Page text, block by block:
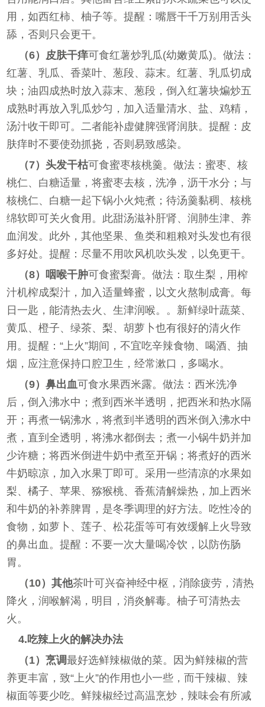
用，如西红柿、柚子等。提醒：嘴唇干千万别用舌头
舔，否则只会更干。
（6）皮肤干痒可食红薯炒乳瓜(幼嫩黄瓜)。做法：
红薯、乳瓜、香菜叶、葱段、蒜末。红薯、乳瓜切成
块；油四成热时放入蒜末、葱段，倒入红薯块煸炒五
成熟时再放入乳瓜炒匀，加入适量清水、盐、鸡精，
汤汁收干即可。二者能补虚健脾强肾润肤。提醒：皮
肤痒时不要使劲抓挠，否则易致感染。
（7）头发干枯可食蜜枣核桃羹。做法：蜜枣、核
桃仁、白糖适量，将蜜枣去核，洗净，沥干水分；与
核桃仁、白糖一起下锅小火炖煮；待汤羹黏稠、核桃
绵软即可关火食用。此甜汤滋补肝肾、润肺生津、养
血润发。此外，其他坚果、鱼类和粗粮对头发也有很
多好处。提醒：尽量不用吹风机吹头发，以免更干。
（8）咽喉干肿可食蜜梨膏。做法：取生梨，用榨
汁机榨成梨汁，加入适量蜂蜜，以文火熬制成膏。每
日一匙，能清热去火、生津润喉。。新鲜绿叶蔬菜、
黄瓜、橙子、绿茶、梨、胡萝卜也有很好的清火作
用。提醒：“上火”期间，不宜吃辛辣食物、喝酒、抽
烟，应注意保持口腔卫生，经常漱口，多喝水。
（9）鼻出血可食水果西米露。做法：西米洗净
后，倒入沸水中；煮到西米半透明，把西米和热水隔
开；再煮一锅沸水，将煮到半透明的西米倒入沸水中
煮，直到全透明，将沸水都倒去；煮一小锅牛奶并加
少许糖；将西米倒进牛奶中煮至开锅；将煮好的西米
牛奶晾凉，加入水果丁即可。采用一些清凉的水果如
梨、橘子、苹果、猕猴桃、香蕉清解燥热，加上西米
和牛奶的补养脾胃，是冬季调理的好方法。吃性冷的
食物，如萝卜、莲子、松花蛋等可有效缓解上火导致
的鼻出血。提醒：不要一次大量喝冷饮，以防伤肠
胃。
（10）其他茶叶可兴奋神经中枢，消除疲劳，清热
降火，润喉解渴，明目，消炎解毒。柚子可清热去
火。
4.吃辣上火的解决办法
（1）烹调最好选鲜辣椒做的菜。因为鲜辣椒的营
养更丰富，致“上火”的作用也小一些，而干辣椒、辣
椒面等要少吃。鲜辣椒经过高温烹炒，辣味会有所减